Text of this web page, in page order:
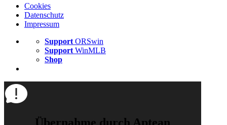
Cookies
Datenschutz
Impressum
Support ORSwin
Support WinMLB
Shop
Übernahme durch Aptean